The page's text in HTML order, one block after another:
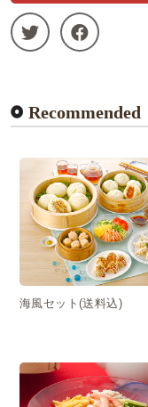
Recommended
海風セット(送料込)